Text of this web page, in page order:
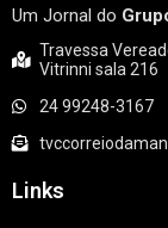
Um Jornal do
Travessa
Vitrinni sala 216
24 99248-3167
Links